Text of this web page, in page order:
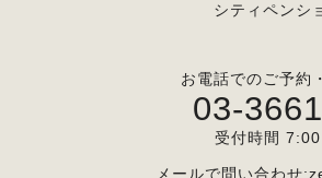
シティペンシ
お電話でのご予約
03-
受付時間
メールで問い合わせ: